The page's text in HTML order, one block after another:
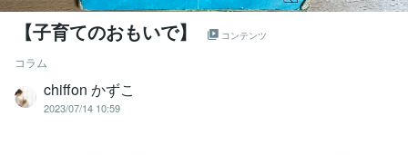
【子育てのおもいで】 コンテンツ
コラム
chiffon かずこ
2023/07/14 10:59